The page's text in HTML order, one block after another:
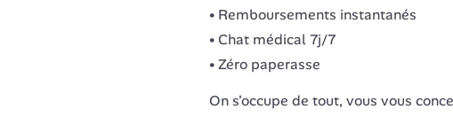
Remboursements instantanés
Chat médical 7j/7
Zéro paperasse
On s'occupe de tout, vous vous